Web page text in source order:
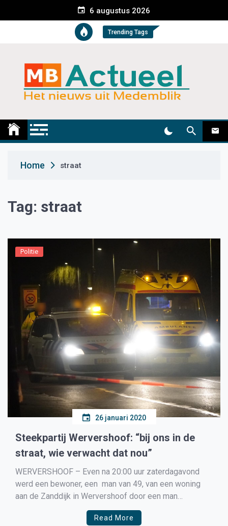
e
t
6 augustus 2026
Trending Tags
Medemblik Actueel
Home straat
Tag: straat
Politie
26 januari 2020
Steekpartij Wervershoof: “bij ons in de
straat, wie verwacht dat nou”
WERVERSHOOF – Even na 20:00 uur zaterdagavond
werd een bewoner, een man van 49, van een woning
aan de Zanddijk in Wervershoof door een man
neergestoken. De politie was snel ter plaatste en wist
na enige tijd met moeite een verdachte te
Read More